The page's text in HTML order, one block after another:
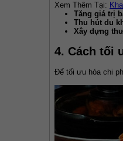
Xem Thêm Tại:
Tăng giá trị
Thu hút du
Xây dựng
4. Cách tối
Để tối ưu hóa chi